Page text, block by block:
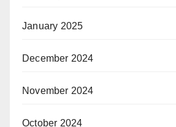
January 2025
December 2024
November 2024
October 2024